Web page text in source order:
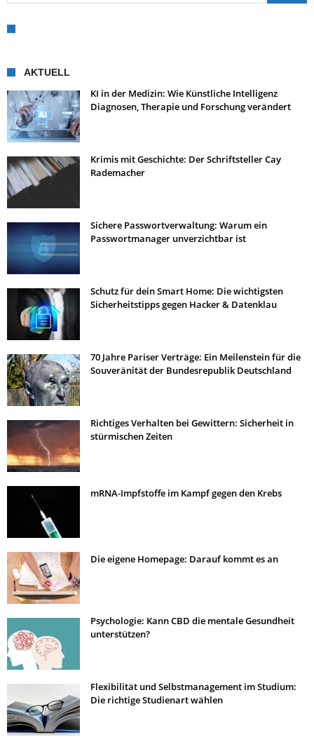
AKTUELL
KI in der Medizin: Wie Künstliche Intelligenz
Diagnosen, Therapie und Forschung verändert
Krimis mit Geschichte: Der Schriftsteller Cay
Rademacher
Sichere Passwortverwaltung: Warum ein
Passwortmanager unverzichtbar ist
Schutz für dein Smart Home: Die wichtigsten
Sicherheitstipps gegen Hacker & Datenklau
70 Jahre Pariser Verträge: Ein Meilenstein für die
Souveränität der Bundesrepublik Deutschland
Richtiges Verhalten bei Gewittern: Sicherheit in
stürmischen Zeiten
mRNA-Impfstoffe im Kampf gegen den Krebs
Die eigene Homepage: Darauf kommt es an
Psychologie: Kann CBD die mentale Gesundheit
unterstützen?
Flexibilität und Selbstmanagement im Studium:
Die richtige Studienart wählen